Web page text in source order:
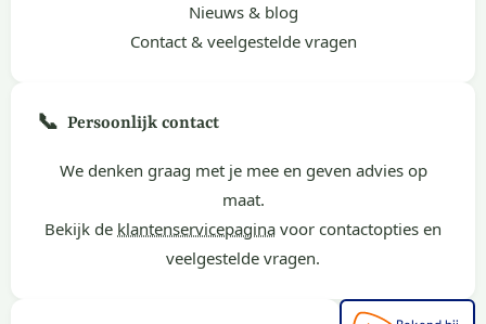
Nieuws & blog
Contact & veelgestelde vragen
📞 Persoonlijk contact
We denken graag met je mee en geven advies op
maat.
Bekijk de klantenservicepagina voor contactopties en
veelgestelde vragen.